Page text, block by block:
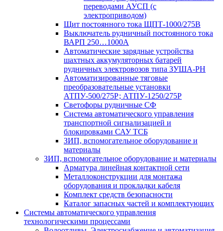
переводами АУСП (с
электроприводом)
Щит постоянного тока ЩПТ-1000/275В
Выключатель рудничный постоянного тока
ВАРП 250…1000А
Автоматические зарядные устройства
шахтных аккумуляторных батарей
рудничных электровозов типа ЗУША-РН
Автоматизированные тяговые
преобразовательные установки
АТПУ-500/275Р; АТПУ-1250/275Р
Светофоры рудничные СФ
Система автоматического управления
транспортной сигнализацией и
блокировками САУ ТСБ
ЗИП, вспомогательное оборудование и
материалы
ЗИП, вспомогательное оборудование и материалы
Арматура линейная контактной сети
Металлоконструкции для монтажа
оборудования и прокладки кабеля
Комплект средств безопасности
Каталог запасных частей и комплектующих
Системы автоматического управления
технологическими процессами